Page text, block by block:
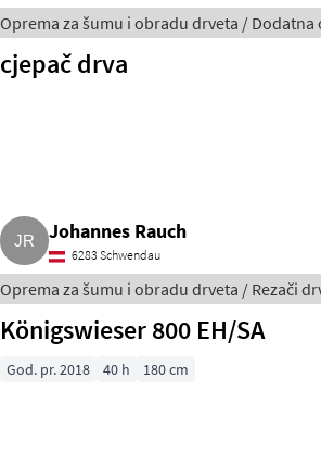
Oprema za šumu i obradu drveta /
cjepač drva
Johannes Rauch
6283 Schwendau
Oprema za šumu i obradu drveta / Rezači
Königswieser 800 EH/SA
God. pr. 2018 40 h 180 cm